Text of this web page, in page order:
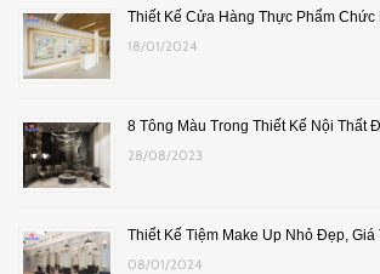
Thiết Kế Cửa Hàng Thực Phẩm Chức
18/01/2024
8 Tông Màu Trong Thiết Kế Nội Thất
28/08/2023
Thiết Kế Tiệm Make Up Nhỏ Đẹp, Giá
08/01/2024